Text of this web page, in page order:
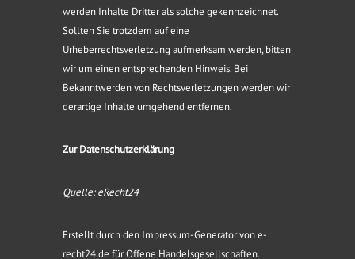
werden Inhalte Dritter als solche gekennzeichnet.
Sollten Sie trotzdem auf eine
Urheberrechtsverletzung aufmerksam werden, bitten
wir um einen entsprechenden Hinweis. Bei
Bekanntwerden von Rechtsverletzungen werden wir
derartige Inhalte umgehend entfernen.
Zur Datenschutzerklärung
Quelle:eRecht24
Erstellt durch den Impressum-Generatorvon e-
recht24.de für Offene Handelsgesellschaften.